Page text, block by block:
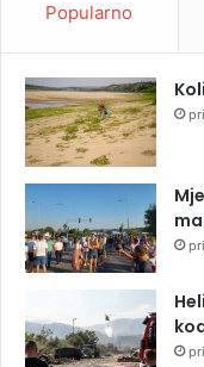
Popularno